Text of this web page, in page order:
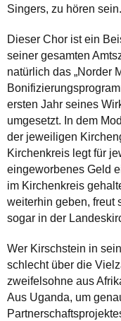
Singers, zu hören sein.
Dieser Chor ist ein
seiner gesamten
natürlich das „Norder
ersten Jahr seines
umgesetzt. In dem
der jeweiligen
Kirchenkreis legt für
eingeworbenes Geld
im Kirchenkreis
weiterhin geben, freut
sogar in der
Wer Kirschstein in
schlecht über die
zweifelsohne aus
Aus Uganda, um